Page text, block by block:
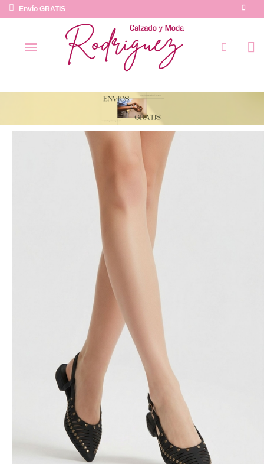
Envío GRATIS